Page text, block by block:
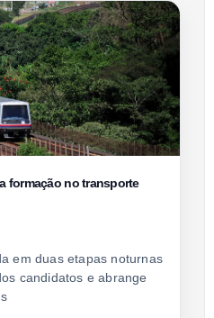
formação no transporte
em duas etapas noturnas
candidatos e abrange